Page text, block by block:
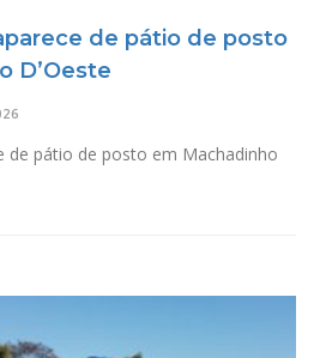
de pátio de posto
D’Oeste
de pátio de posto em Machadinho